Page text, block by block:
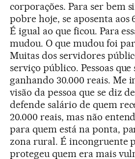
corporações. Para ser bem
pobre hoje, se aposenta aos
É igual ao que ficou. Para
mudou. O que mudou foi
Muitas dos servidores
serviço público. Pessoas que
ganhando 30.000 reais. Me
visão da pessoa que se diz
defende salário de quem
20.000 reais, mas não
para quem está na ponta,
zona rural. É incongruente
protegeu quem era mais